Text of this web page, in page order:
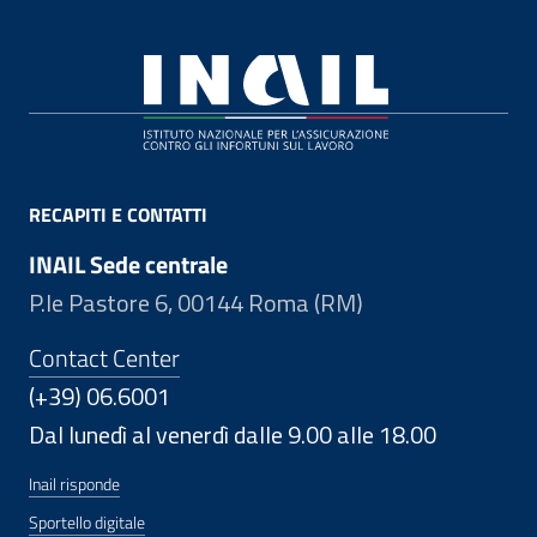
RECAPITI E CONTATTI
INAIL Sede centrale
P.le Pastore 6, 00144 Roma (RM)
Contact Center
(+39) 06.6001
Dal lunedì al venerdì dalle 9.00 alle 18.00
Inail risponde
Sportello digitale